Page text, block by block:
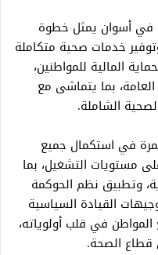
في أسوان يمثل خطوة
خدمات صحية متكاملة
المالية للمواطنين،
بما يتماشى مع
الشاملة.
في استكمال جميع
مستويات التشغيل، بما
وتطبيق نظم الحوكمة
القيادة السياسية
في قلب أولوياته،
قطاع الصحة.